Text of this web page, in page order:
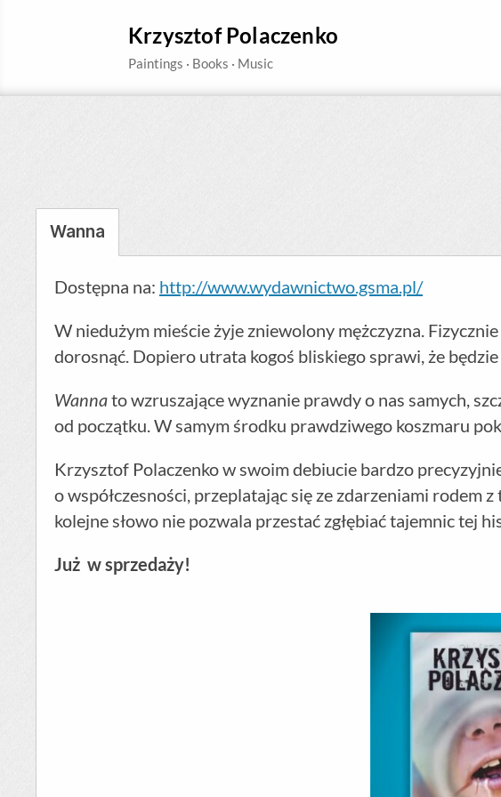
Krzysztof Polaczenko
Wanna
Dostępna na: http://www.wydawnictwo.gsma.pl/
W niedużym mieście żyje zniewolony mężczyzna.
dorosnąć. Dopiero utrata kogoś bliskiego sprawi, że będzie
Wannato wzruszające wyznanie prawdy o nas samych,
od początku. W samym środku prawdziwego koszmaru
Krzysztof Polaczenko w swoim debiucie bardzo
o współczesności, przeplatając się ze zdarzeniami rodem
kolejne słowo nie pozwala przestać zgłębiać tajemnic tej
Już w sprzedaży!